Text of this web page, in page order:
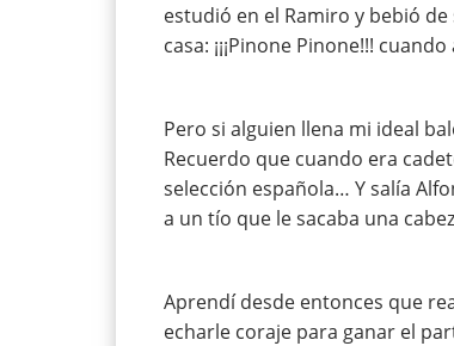
estudió en el Ramiro y bebió
casa: ¡¡¡Pinone Pinone!!!
Pero si alguien llena mi ideal
Recuerdo que cuando era
selección española… Y salía
a un tío que le sacaba una
Aprendí desde entonces que
echarle coraje para ganar el